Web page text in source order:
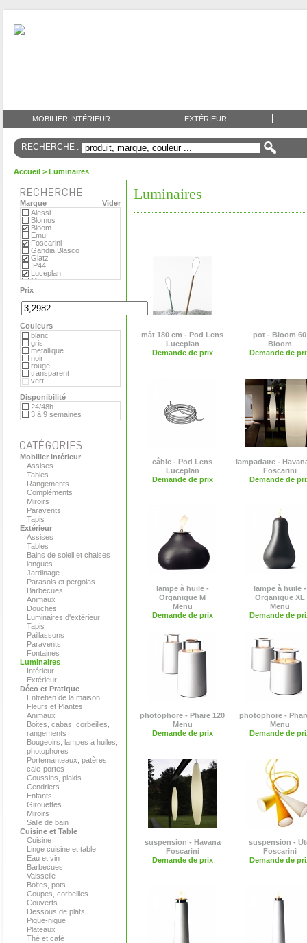
MOBILIER INTÉRIEUR EXTÉRIEUR
RECHERCHE :
Accueil > Luminaires
Vider
Marque
Alessi
Blomus
Bloom
Emu
Foscarini
Gandia Blasco
Glatz
IP44
Luceplan
Menu
Metalarte
O Luce
Roger Pradier
Royal VKB
Serralunga
Sywawa
Tribu
Viteo
Prix
Couleurs
blanc
gris
metallique
noir
rouge
transparent
vert
Disponibilité
24/48h
3 à 9 semaines
Mobilier intérieur
Assises
Tables
Rangements
Compléments
Miroirs
Paravents
Tapis
Extérieur
Assises
Tables
Bains de soleil et chaises
longues
Jardinage
Parasols et pergolas
Barbecues
Animaux
Douches
Luminaires d'extérieur
Tapis
Paillassons
Paravents
Fontaines
Luminaires
Intérieur
Extérieur
Déco et Pratique
Entretien de la maison
Fleurs et Plantes
Animaux
Boites, cabas, corbeilles,
rangements
Bougeoirs, lampes à huiles,
photophores
Portemanteaux, patères,
cale-portes
Coussins, plaids
Cendriers
Enfants
Girouettes
Miroirs
Salle de bain
Cuisine et Table
Cuisine
Linge cuisine et table
Eau et vin
Barbecues
Vaisselle
Boites, pots
Coupes, corbeilles
Couverts
Dessous de plats
Pique-nique
Plateaux
Thé et café
Luminaires
mât 180 cm - Pod Lens
Luceplan
Demande de prix
pot - Bloom 60
Bloom
Demande de
câble - Pod Lens
Luceplan
Demande de prix
lampadaire -
Foscarini
Demande de
lampe à huile -
Organique M
Menu
Demande de prix
lampe à huile -
Organique XL
Menu
Demande de
photophore - Phare 120
Menu
Demande de prix
photophore -
Menu
Demande de
suspension - Havana
Foscarini
Demande de prix
suspension -
Foscarini
Demande de